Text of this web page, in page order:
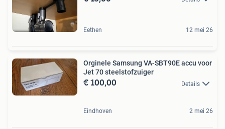
Eethen 12 mei 26
Orginele Samsung VA-SBT90E accu voor
Jet 70 steelstofzuiger
€ 100,00 Details
Eindhoven 2 mei 26